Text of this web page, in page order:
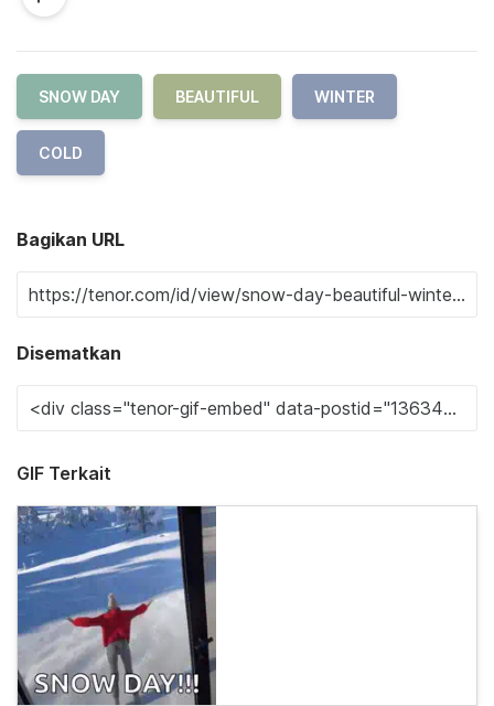
SNOW DAY BEAUTIFUL WINTER
COLD
Bagikan URL
Disematkan
GIF Terkait